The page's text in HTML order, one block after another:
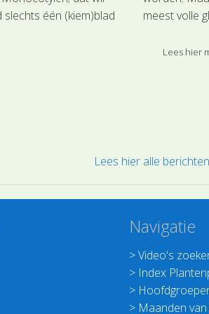
één (kiem)blad
meest volle
Lees hier
Lees hier alle
Navigatie
>Video's
> Index
>
> Maanden